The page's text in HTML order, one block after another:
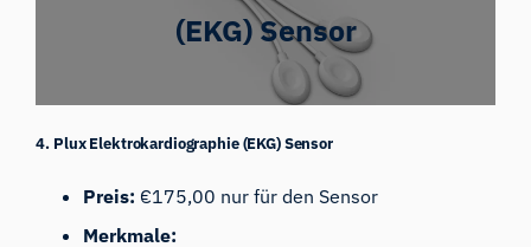
(EKG) Sensor
4. Plux Elektrokardiographie (EKG) Sensor
Preis: €175,00 nur für den Sensor
Merkmale: